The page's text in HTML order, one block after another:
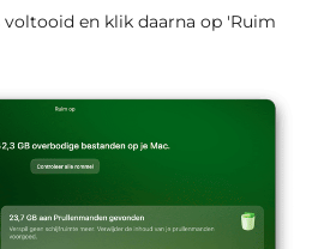
en klik daarna op 'Ruim